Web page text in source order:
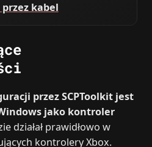
kabel
przez SCPToolkit jest
jako kontroler
działał prawidłowo w
kontrolery Xbox.